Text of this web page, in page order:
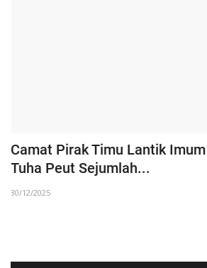
Camat Pirak Timu Lantik
Tuha Peut Sejumlah...
30/12/2025